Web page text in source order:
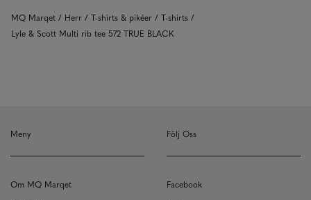
MQ Marqet Herr T-shirts & pikéer
T-shirts
Lyle & Scott Multi rib tee 572 TRUE BLACK
Meny
Om MQ Marqet
Följ Oss
Facebook